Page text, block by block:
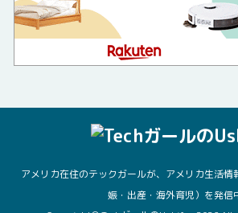
アメリカ在住のテックガールが、アメリカ生活
娠・出産・海外育児）を発信